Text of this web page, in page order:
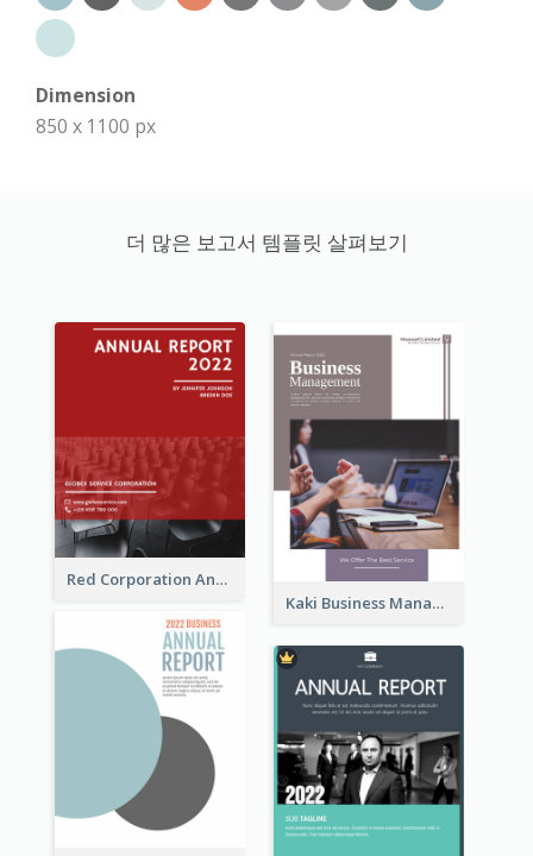
Dimension
850 x 1100 px
더 많은 보고서 템플릿 살펴보기
Red Corporation Annual Report
Kaki Business Management Reports